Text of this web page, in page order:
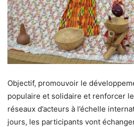
Objectif, promouvoir le
populaire et solidaire et renforcer
réseaux d’acteurs à l’échelle
jours, les participants vont